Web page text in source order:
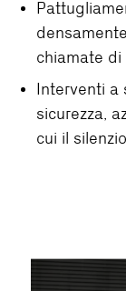
chiamate di
Interventi
sicurezza,
cui il